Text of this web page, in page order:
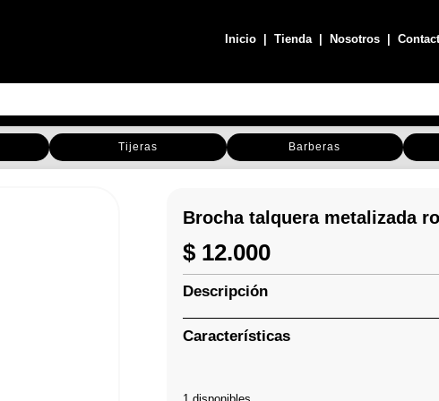
Inicio |Tienda| Nosotros |
Tijeras Barberas
Brocha talquera metalizada
$ 12.000
Descripción
Características